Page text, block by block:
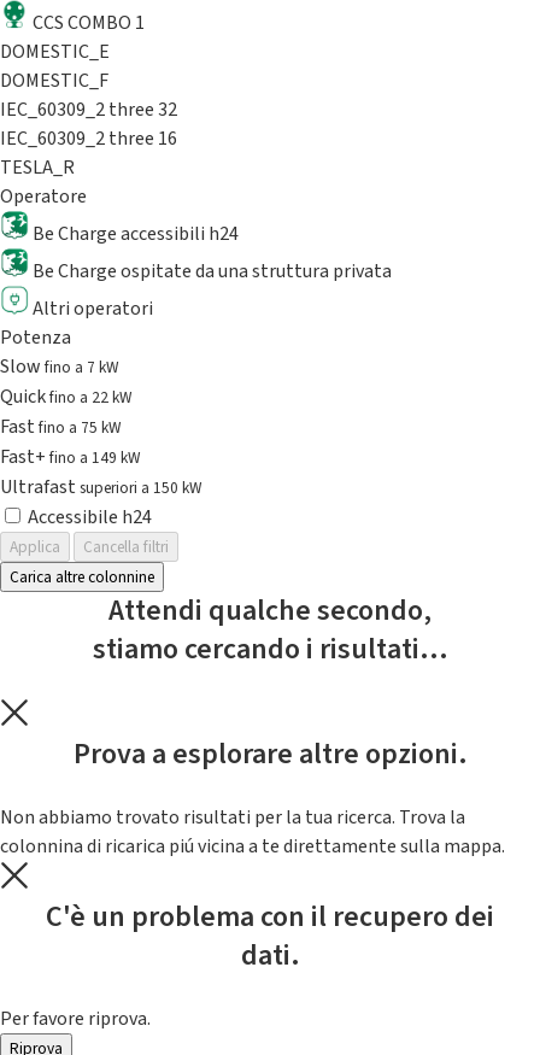
CCS COMBO 1
DOMESTIC_E
DOMESTIC_F
IEC_60309_2 three 32
IEC_60309_2 three 16
TESLA_R
Operatore
Be Charge accessibili h24
Be Charge ospitate da una struttura privata
Altri operatori
Potenza
Slowfino a 7 kW
Quickfino a 22 kW
Fastfino a 75 kW
Fast+fino a 149 kW
Ultrafast superiori a 150 kW
Accessibile h24
Applica
Cancella filtri
Carica altre colonnine
Attendi qualche secondo,
stiamo cercando i risultati...
Prova a esplorare altre opzioni.
Non abbiamo trovato risultati per la tua ricerca. Trova la
colonnina di ricarica piú vicina a te direttamente sulla mappa.
C'è un problema con il recupero dei
dati.
Per favore riprova.
Riprova